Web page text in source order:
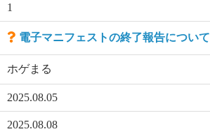
1
電子マニフェストの終了報告について
ホゲまる
2025.08.05
2025.08.08